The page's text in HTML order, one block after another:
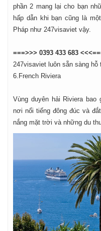
phần 2 mang lại cho bạn
hấp dẫn khi bạn cũng là
Pháp như 247visaviet vậy.
===>>> 0393 433 683
247visaviet luôn sẵn sàng hỗ
6.French Riviera
Vùng duyên hải Riviera bao
nơi nổi tiếng đông đúc và
nắng mặt trời và những du